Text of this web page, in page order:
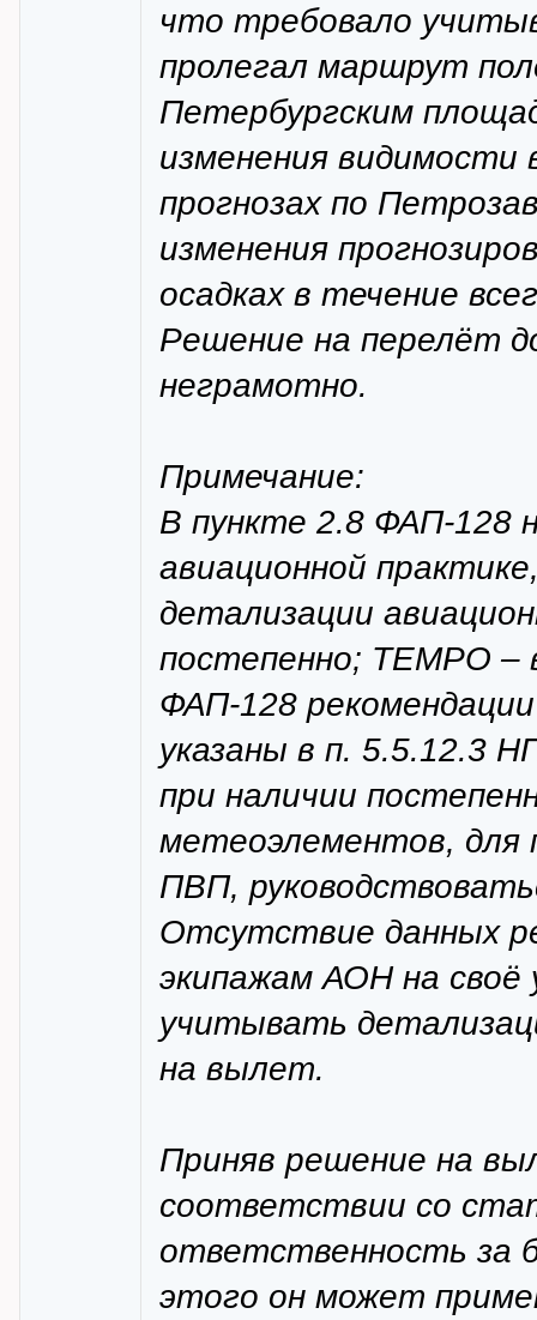
что требовало
пролегал маршрут
Петербургским
изменения видимости
прогнозах по
изменения
осадках в течение
Решение на перелёт
неграмотно.
Примечание:
В пункте 2.8 ФАП-128
авиационной
детализации
постепенно; ТЕМРО –
ФАП-128
указаны в п. 5.5.12.3
при наличии
метеоэлементов, для
ПВП,
Отсутствие данных
экипажам АОН на
учитывать
на вылет.
Приняв решение на
соответствии со
ответственность за
этого он может